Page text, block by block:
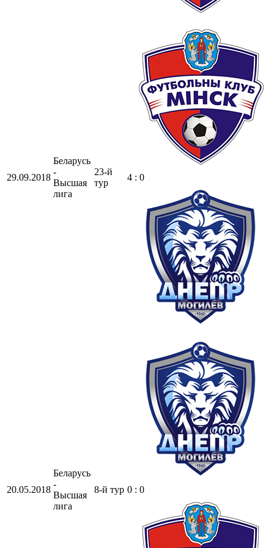
29.09.2018
Беларусь
-
Высшая
лига
23-й
тур
4 : 0
20.05.2018
Беларусь
-
Высшая
лига
8-й тур 0 : 0